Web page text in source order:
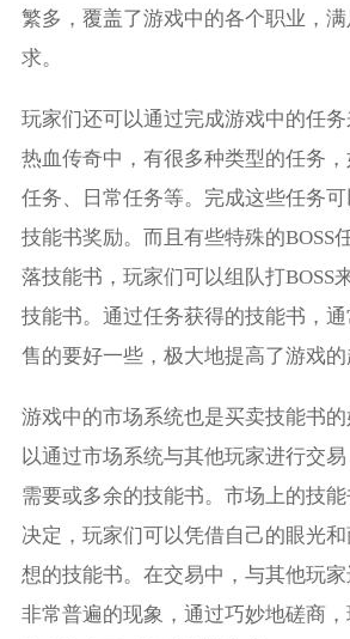
繁多，覆盖了游戏中的各个职业，
求。
玩家们还可以通过完成游戏中的任
热血传奇中，有很多种类型的任务
任务、日常任务等。完成这些任务
技能书奖励。而且有些特殊的BOSS
落技能书，玩家们可以组队打BOSS
技能书。通过任务获得的技能书，
售的要好一些，极大地提高了游戏的
游戏中的市场系统也是买卖技能书
以通过市场系统与其他玩家进行交
需要或多余的技能书。市场上的技
决定，玩家们可以凭借自己的眼光
想的技能书。在交易中，与其他玩
非常普遍的现象，通过巧妙地磋商